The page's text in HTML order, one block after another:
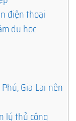
điện thoại
du học
Gia Lai nên
lý thủ công